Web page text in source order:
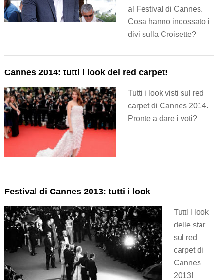
al Festival di Cannes.
Cosa hanno indossato i
divi sulla Croisette?
Cannes 2014: tutti i look del red carpet!
Tutti i look visti sul red
carpet di Cannes 2014.
Pronte a dare i voti?
Festival di Cannes 2013: tutti i look
Tutti i look
delle star
sul red
carpet di
Cannes
2013!